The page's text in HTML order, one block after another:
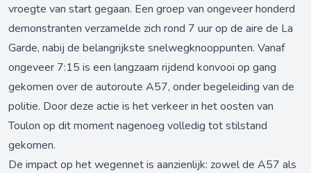
vroegte van start gegaan. Een groep van ongeveer honderd
demonstranten verzamelde zich rond 7 uur op de aire de La
Garde, nabij de belangrijkste snelwegknooppunten. Vanaf
ongeveer 7:15 is een langzaam rijdend konvooi op gang
gekomen over de autoroute A57, onder begeleiding van de
politie. Door deze actie is het verkeer in het oosten van
Toulon op dit moment nagenoeg volledig tot stilstand
gekomen.
De impact op het wegennet is aanzienlijk: zowel de A57 als